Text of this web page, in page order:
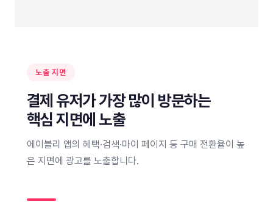
노출 지면
결제 유저가 가장 많이 방문하는
핵심 지면에 노출
에이블리 앱의 혜택·검색·마이 페이지 등 구매 전환율이 높
은 지면에 광고를 노출합니다.